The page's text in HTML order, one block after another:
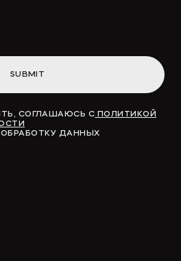
SUBMIT
СОГЛАШАЮСЬ С ПОЛИТИКОЙ
ДАННЫХ